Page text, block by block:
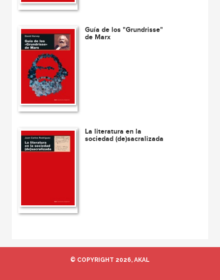
Guía de los "Grundrisse"
de Marx
La literatura en la
sociedad (de)sacralizada
© COPYRIGHT 2026, AKAL